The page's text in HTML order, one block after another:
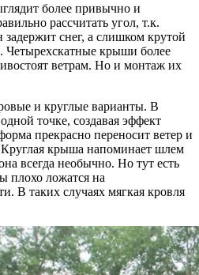
более привычно и
рассчитать угол, т.к.
снег, а слишком крутой
Четырехскатные крыши более
ветрам. Но и монтаж их
и круглые варианты. В
точке, создавая эффект
прекрасно переносит ветер и
крыша напоминает шлем
всегда необычно. Но тут есть
плохо ложатся на
В таких случаях мягкая кровля